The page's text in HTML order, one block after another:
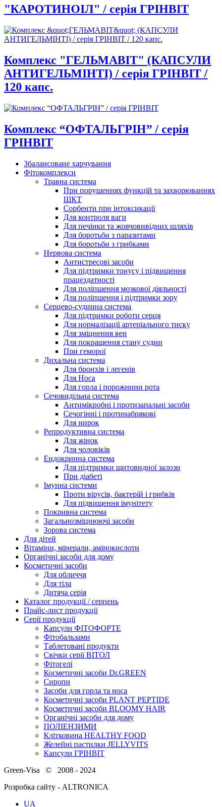
"КАРОТИНОІЛ" / серія ГРІНВІТ
Комплекс "ГЕЛЬМАВІТ" (КАПСУЛИ
АНТИГЕЛЬМІНТІ) / серія ГРІНВІТ /
120 капс.
Комплекс “ОФТАЛЬГРІН” / серія
ГРІНВІТ
Збалансоване харчування
Фітокомплекси
Травна система
При порушеннях функцій та захворюваннях
ШКТ
Сорбенти при інтоксикації
Для контроля ваги
Для печінки та жовчовивідних шляхів
Для боротьби з паразитами
Для боротьби з грибками
Нервова система
Антистресові засоби
Для підтримки тонусу і підвищення
працездатності
Для поліпшення мозкової діяльності
Для поліпшення і підтримки зору
Серцево-судинна система
Для підтримки роботи серця
Для нормалізації артеріального тиску
Для зміцнення вен
Для покращення стану судин
При геморої
Дихальна система
Для бронхів і легенів
Для Носа
Для горла і порожнини рота
Сечовидільна система
Антимікробні і протизапальні засоби
Сечогінні і протинабрякові
Для нирок
Репродуктивна система
Для жінок
Для чоловіків
Ендокринна система
Для підтримки щитовидної залози
При діабеті
Імунна системи
Проти вірусів, бактерій і грибків
Для підвищення імунітету
Покривна система
Загальнозміцнюючі засоби
Зорова система
Для дітей
Вітаміни, мінерали, амінокислоти
Органічні засоби для дому
Косметичні засоби
Для обличчя
Для тіла
Дитяча серія
Каталог продукції / серпень
Прайс-лист продукції
Серії продукції
Капсули ФІТОФОРТЕ
Фітобальзами
Таблетовані продукти
Свічки серії ВІТОЛ
Фітогелі
Косметичні засоби Dr.GREEN
Сиропи
Засоби для горла та носа
Косметичні засоби PLANT PEPTIDE
Косметичні засоби BLOOMY HAIR
Органічні засоби для дому
ПОЛІЕНЗИМИ
Клітковина HEALTHY FOOD
Желейні пастилки JELLYVITS
Капсули ГРІНВІТ
Green-Visa © 2008 - 2024
Розробка сайту - ALTRONICA
UA